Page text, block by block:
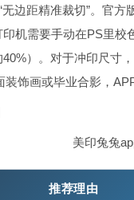
无边距精准裁切”。官
机需要手动在PS里
）。对于冲印尺寸
饰画或毕业合影，
推荐理由